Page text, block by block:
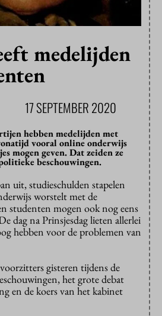
medelijden
17 SEPTEMBER 2020
hebben medelijden met
vooral online onderwijs
mogen geven. Dat zeiden ze
beschouwingen.
uit, studieschulden stapelen
worstelt met de
studenten mogen ook nog eens
dag na Prinsjesdag lieten allerlei
hebben voor de problemen van
gisteren tijdens de
het grote debat
en de koers van het kabinet